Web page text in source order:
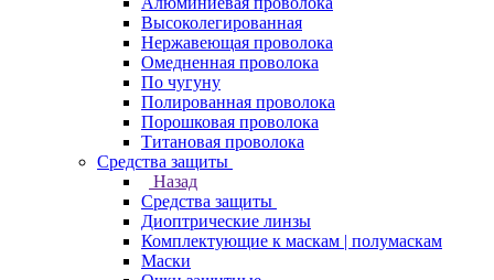
Высоколегированная
Нержавеющая проволока
Омедненная проволока
По чугуну
Полированная проволока
Порошковая проволока
Титановая проволока
Средства защиты
Назад
Средства защиты
Диоптрические линзы
Комплектующие к маскам | полумаскам
Маски